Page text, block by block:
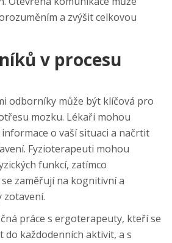
a zvýšit celkovou
v procesu
odborníky může být klíčová pro
mozku. Lékaři mohou
o vaší situaci a načrtit
Fyzioterapeuti mohou
funkcí, zatímco
zaměřují na kognitivní a
zotavení.
práce s ergoterapeuty, kteří se
do každodenních aktivit, a s